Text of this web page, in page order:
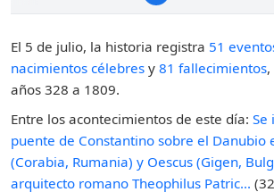
El 5 de julio, la historia registra 51
nacimientos célebres y 81 fallecimientos
años 328 a 1809.
Entre los acontecimientos de este día: Se
puente de Constantino sobre el Danubio
(Corabia, Rumania) y Oescus (Gigen,
arquitecto romano Theophilus Patric...